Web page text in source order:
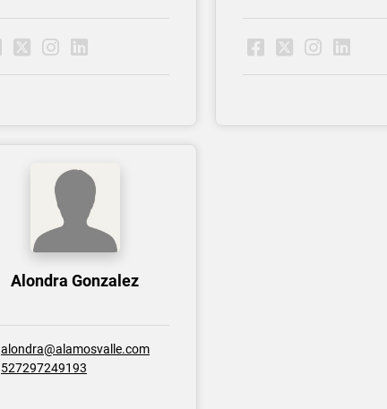
Alondra Gonzalez
alondra@alamosvalle.com
527297249193